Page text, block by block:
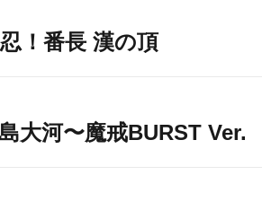
！番長 漢の頂
大河〜魔戒BURST Ver.